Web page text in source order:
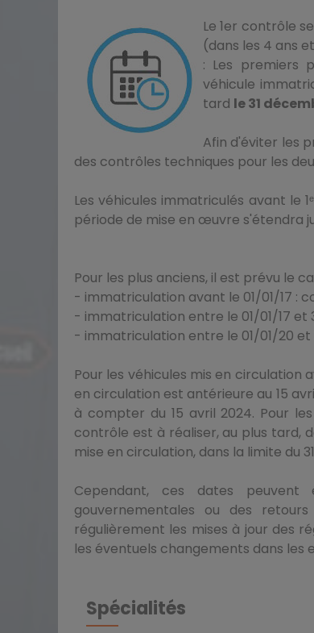
Le 1er contrôle
(dans les 4 ans
: Les premiers
véhicule
tard le 31
Afin d'éviter les
des contrôles techniques pour les
Les véhicules immatriculés avant le
période de mise en œuvre s'étendra
Pour les plus anciens, il est prévu le
- immatriculation avant le 01/01/17 :
- immatriculation entre le 01/01/17 et
- immatriculation entre le 01/01/20 et
Pour les véhicules mis en circulation
en circulation est antérieure au 15
à compter du 15 avril 2024. Pour
contrôle est à réaliser, au plus tard,
mise en circulation, dans la limite du
Cependant, ces dates
gouvernementales ou des
régulièrement les mises à jour des
les éventuels changements dans les
Spécialités